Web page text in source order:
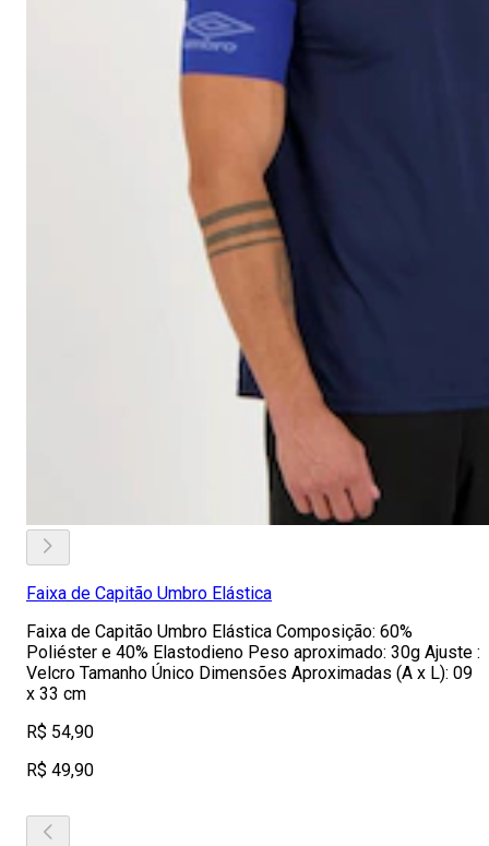
Faixa de Capitão Umbro Elástica
Faixa de Capitão Umbro Elástica Composição: 60%
Poliéster e 40% Elastodieno Peso aproximado: 30g Ajuste :
Velcro Tamanho Único Dimensões Aproximadas (A x L): 09
x 33 cm
R$ 54,90
R$ 49,90